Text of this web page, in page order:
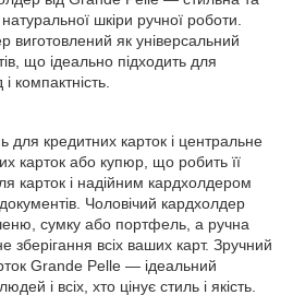
шкіри ручної роботи.
виготовлений як універсальний
що ідеально підходить для
компактність.
для кредитних карток і центральне
карток або купюр, що робить її
карток і надійним кардхолдером
Чоловічий кардхолдер
сумку або портфель, а ручна
зберігання всіх ваших карт. Зручний
Grande Pelle — ідеальний
і всіх, хто цінує стиль і якість.